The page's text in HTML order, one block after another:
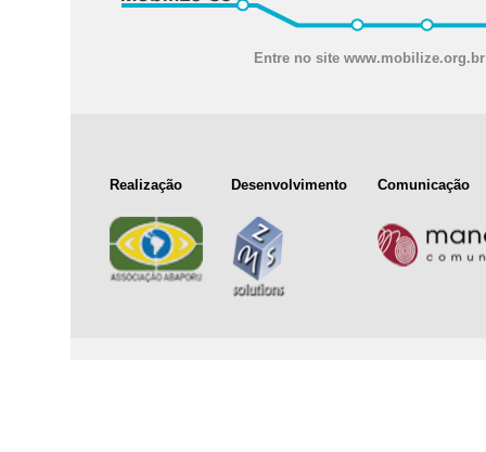
Entre no site
Realização Desenvolvimento Comunicação